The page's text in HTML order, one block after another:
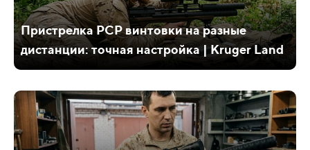
Пристрелка PCP винтовки на разные
дистанции: точная настройка | Kruger Land